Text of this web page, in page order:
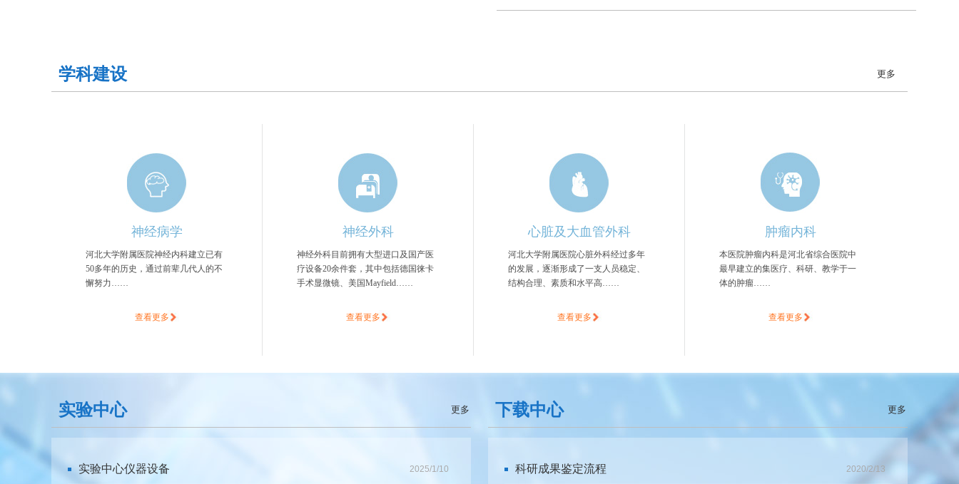
学科建设 更多
神经病学
河北大学附属医院神经内科建立已有
50多年的历史，通过前辈几代人的不
懈努力……
查看更多
神经外科
神经外科目前拥有大型进口及国产医
疗设备20余件套，其中包括德国徕卡
手术显微镜、美国Mayfield……
查看更多
心脏及大血管外科
河北大学附属医院心脏外科经过多年
的发展，逐渐形成了一支人员稳定、
结构合理、素质和水平高……
查看更多
肿瘤内科
本医院肿瘤内科是河北省综合医院中
最早建立的集医疗、科研、教学于一
体的肿瘤……
查看更多
实验中心 更多
实验中心仪器设备 2025/1/10
下载中心 更多
科研成果鉴定流程 2020/2/13